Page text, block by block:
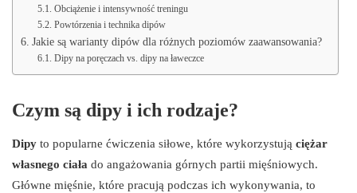
Obciążenie i intensywność treningu
Powtórzenia i technika dipów
Jakie są warianty dipów dla różnych poziomów zaawansowania?
Dipy na poręczach vs. dipy na ławeczce
Czym są dipy i ich rodzaje?
Dipy to popularne ćwiczenia siłowe, które wykorzystują ciężar
własnego ciała do angażowania górnych partii mięśniowych.
Główne mięśnie, które pracują podczas ich wykonywania, to